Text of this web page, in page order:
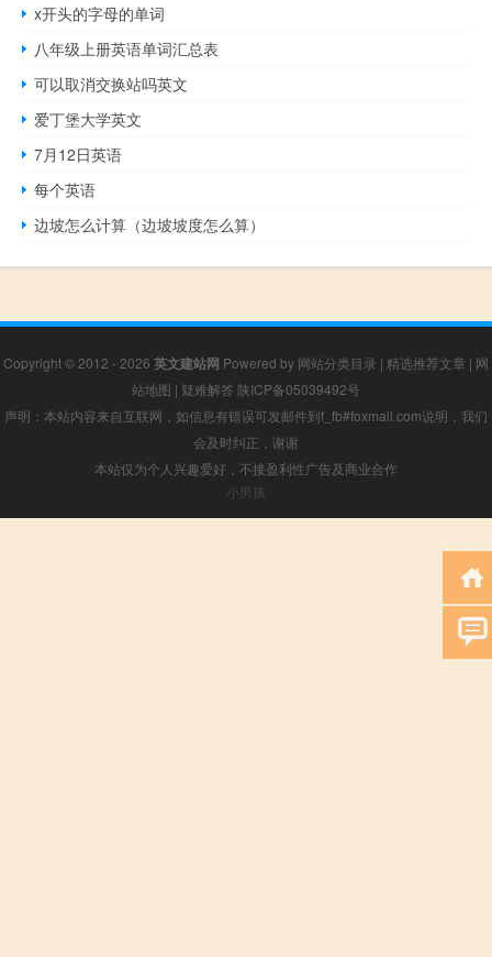
x开头的字母的单词
八年级上册英语单词汇总表
可以取消交换站吗英文
爱丁堡大学英文
7月12日英语
每个英语
边坡怎么计算（边坡坡度怎么算）
Copyright © 2012 - 2026 英文建站网 Powered by 网站分类目录 | 精选推荐文章 | 网
站地图 | 疑难解答 陕ICP备05039492号
声明：本站内容来自互联网，如信息有错误可发邮件到f_fb#foxmail.com说明，我们
会及时纠正，谢谢
本站仅为个人兴趣爱好，不接盈利性广告及商业合作
小男孩